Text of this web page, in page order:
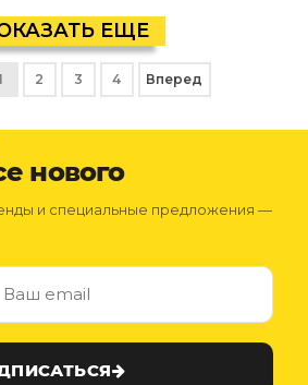
ЕЩЕ
2 3 4 Вперед
нового
и специальные предложения —